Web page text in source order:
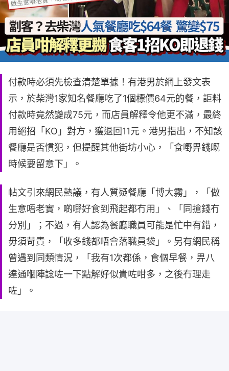
付款時必須先檢查清楚單據！有港男於網上發文表
示，於柴灣1家知名餐廳吃了1個標價64元的餐，詎料
付款時竟然變成75元，而店員解釋令他更不滿，最終
用絕招「KO」對方，獲退回11元。港男指出，不知該
餐廳是否慣犯，但提醒其他街坊小心，「食嘢畀錢嘅
時候要留意下」。
帖文引來網民熱議，有人質疑餐廳「博大霧」，「做
生意唔老實，啲嘢好食到飛起都冇用」、「同搶錢冇
分別」；不過，有人認為餐廳職員可能是忙中有錯，
毋須苛責，「收多錢都唔會落職員袋」。另有網民稱
曾遇到同類情況，「我有1次都係，食個早餐，畀八
達通嗰陣諗咗一下點解好似貴咗咁多，之後冇理走
咗」。